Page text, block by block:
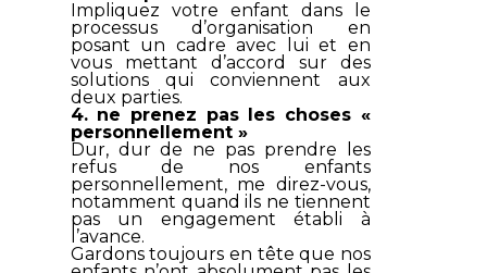
Impliquez votre enfant dans le
processus d’organisation en
posant un cadre avec lui et en
vous mettant d’accord sur des
solutions qui conviennent aux
deux parties.
4. ne prenez pas les choses «
personnellement »
Dur, dur de ne pas prendre les
refus de nos enfants
personnellement, me direz-vous,
notamment quand ils ne tiennent
pas un engagement établi à
l’avance.
Gardons toujours en tête que nos